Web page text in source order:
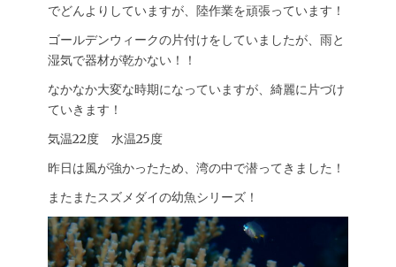
でどんよりしていますが、陸作業を頑張っています！
ゴールデンウィークの片付けをしていましたが、雨と
湿気で器材が乾かない！！
なかなか大変な時期になっていますが、綺麗に片づけ
ていきます！
気温22度 水温25度
昨日は風が強かったため、湾の中で潜ってきました！
またまたスズメダイの幼魚シリーズ！